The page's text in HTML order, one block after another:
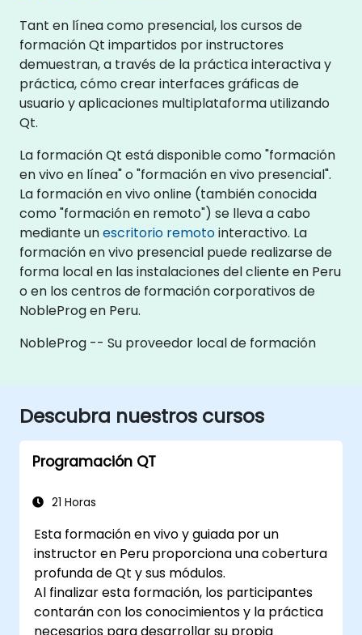
Tant en línea como presencial, los cursos de
formación Qt impartidos por instructores
demuestran, a través de la práctica interactiva y
práctica, cómo crear interfaces gráficas de
usuario y aplicaciones multiplataforma utilizando
Qt.
La formación Qt está disponible como "formación
en vivo en línea" o "formación en vivo presencial".
La formación en vivo online (también conocida
como "formación en remoto") se lleva a cabo
mediante unescritorio remotointeractivo. La
formación en vivo presencial puede realizarse de
forma local en las instalaciones del cliente en Peru
o en los centros de formación corporativos de
NobleProg en Peru.
NobleProg -- Su proveedor local de formación
Descubra nuestros cursos
Programación QT
21 Horas
Esta formación en vivo y guiada por un
instructor en Peru proporciona una cobertura
profunda de Qt y sus módulos.
Al finalizar esta formación, los participantes
contarán con los conocimientos y la práctica
necesarios para desarrollar su propia